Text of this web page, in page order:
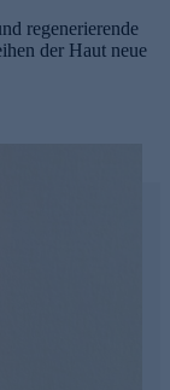
regenerierende
der Haut neue